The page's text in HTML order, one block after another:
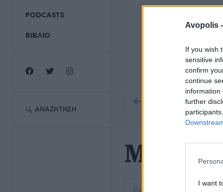
Avopolis -
If you wish
sensitive
confirm
continue
information
further
I want
PODCASTS
ΒΙΒΛΙΟ
ΑΝΑΖΉΤΗΣΗ
Matt
Εισάγετε μέρος του